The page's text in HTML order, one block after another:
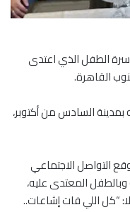
الطفل الذي اعتدى
القاهرة.
السادس من أكتوبر،
التواصل الاجتماعي
المعتدى عليه،
“كل اللي فات إشاعات..